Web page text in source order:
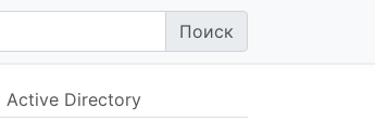
Active Directory